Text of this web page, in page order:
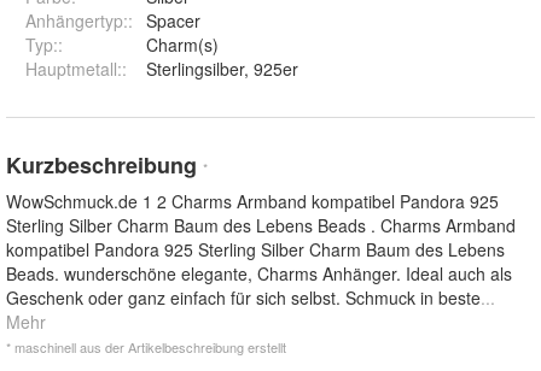
Anhängertyp:: Spacer
Typ::
Charm(s)
Hauptmetall:: Sterlingsilber, 925er
Kurzbeschreibung *
WowSchmuck.de 1 2 Charms Armband kompatibel Pandora 925
Sterling Silber Charm Baum des Lebens Beads . Charms Armband
kompatibel Pandora 925 Sterling Silber Charm Baum des Lebens
Beads. wunderschöne elegante, Charms Anhänger. Ideal auch als
Geschenk oder ganz einfach für sich selbst. Schmuck in beste...
Mehr
* maschinell aus der Artikelbeschreibung erstellt